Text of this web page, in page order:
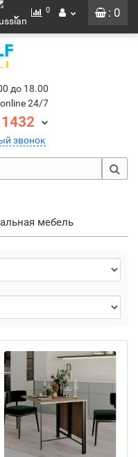
: 0
0
до 18.00
online 24/7
звонок
мебель